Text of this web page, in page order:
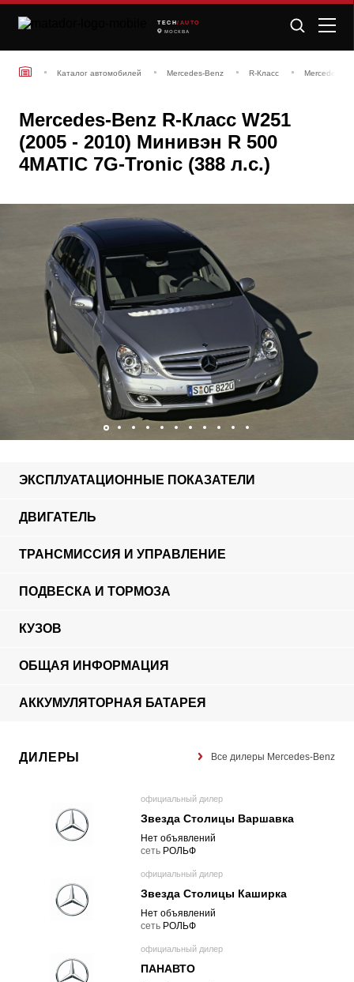
TECH /AUTO
МОСКВА
Каталог автомобилей Mercedes-Benz R-Класс Mercedes-
Mercedes-Benz R-Класс W251
(2005 - 2010) Минивэн R 500
4MATIC 7G-Tronic (388 л.с.)
ЭКСПЛУАТАЦИОННЫЕ ПОКАЗАТЕЛИ
ДВИГАТЕЛЬ
ТРАНСМИССИЯ И УПРАВЛЕНИЕ
ПОДВЕСКА И ТОРМОЗА
КУЗОВ
ОБЩАЯ ИНФОРМАЦИЯ
АККУМУЛЯТОРНАЯ БАТАРЕЯ
ДИЛЕРЫ Все дилеры Mercedes-Benz
официальный дилер
Звезда Столицы Варшавка
Нет объявлений
cеть РОЛЬФ
официальный дилер
Звезда Столицы Каширка
Нет объявлений
cеть РОЛЬФ
официальный дилер
ПАНАВТО